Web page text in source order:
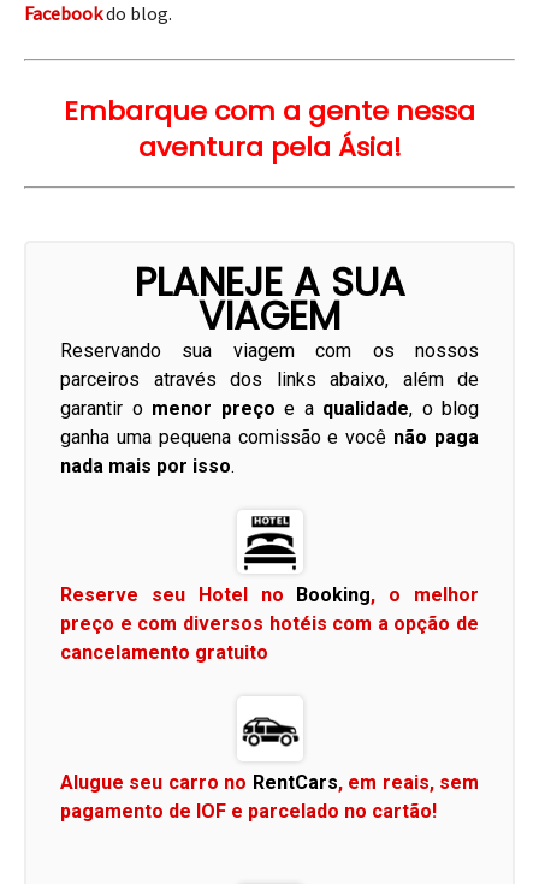
Facebookdo blog.
Embarque com a gente nessa
aventura pela Ásia!
PLANEJE A SUA
VIAGEM
Reservando sua viagem com os nossos
parceiros através dos links abaixo, além de
garantir o menor preço e a qualidade, o blog
ganha uma pequena comissão e você não paga
nada mais por isso.
Reserve seu Hotel no Booking, o melhor
preço e com diversos hotéis com a opção de
cancelamento gratuito
Alugue seu carro no RentCars, em reais, sem
pagamento de IOF e parcelado no cartão!